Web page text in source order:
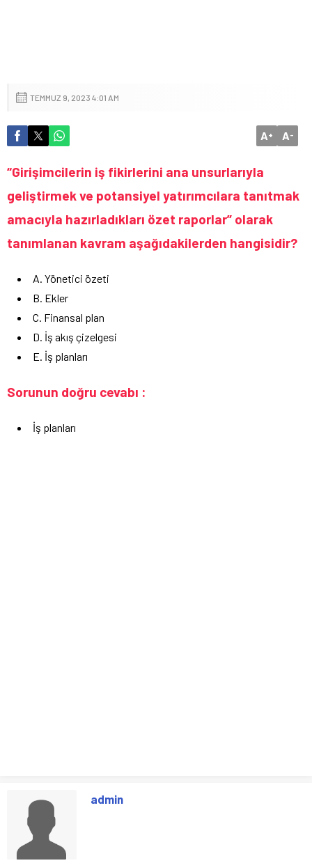
TEMMUZ 9, 2023 4:01 AM
A+ A-
“Girişimcilerin iş fikirlerini ana unsurlarıyla
geliştirmek ve potansiyel yatırımcılara tanıtmak
amacıyla hazırladıkları özet raporlar” olarak
tanımlanan kavram aşağıdakilerden hangisidir?
A. Yönetici özeti
B. Ekler
C. Finansal plan
D. İş akış çizelgesi
E. İş planları
Sorunun doğru cevabı :
İş planları
admin